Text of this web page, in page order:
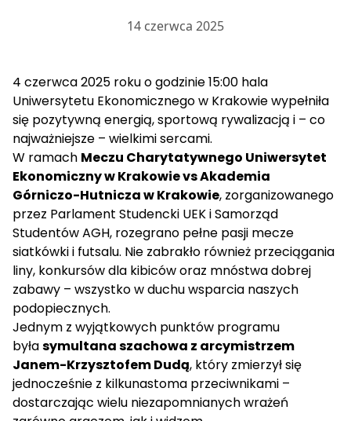
14 czerwca 2025
4 czerwca 2025 roku o godzinie 15:00 hala
Uniwersytetu Ekonomicznego w Krakowie wypełniła
się pozytywną energią, sportową rywalizacją i – co
najważniejsze – wielkimi sercami.
W ramach Meczu Charytatywnego Uniwersytet
Ekonomiczny w Krakowie vs Akademia
Górniczo-Hutnicza w Krakowie, zorganizowanego
przez Parlament Studencki UEK i Samorząd
Studentów AGH, rozegrano pełne pasji mecze
siatkówki i futsalu. Nie zabrakło również przeciągania
liny, konkursów dla kibiców oraz mnóstwa dobrej
zabawy – wszystko w duchu wsparcia naszych
podopiecznych.
Jednym z wyjątkowych punktów programu
byłasymultana szachowa z arcymistrzem
Janem-Krzysztofem Dudą, który zmierzył się
jednocześnie z kilkunastoma przeciwnikami –
dostarczając wielu niezapomnianych wrażeń